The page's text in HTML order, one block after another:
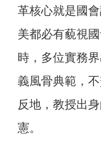
革核心就是國
美都必有藐視
時，多位實務
義風骨典範，
反地，教授出
憲。